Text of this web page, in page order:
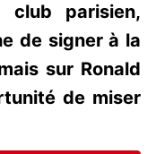
club parisien,
de signer à la
sur Ronald
de miser